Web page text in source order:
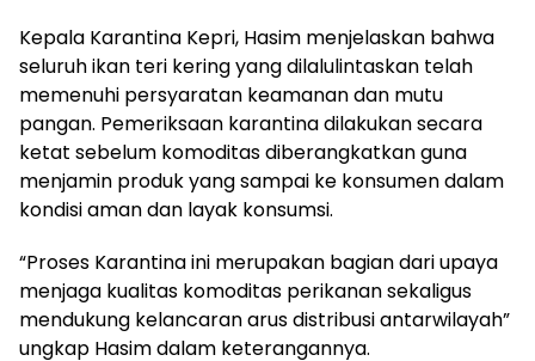
Kepala Karantina Kepri, Hasim menjelaskan bahwa
seluruh ikan teri kering yang dilalulintaskan telah
memenuhi persyaratan keamanan dan mutu
pangan. Pemeriksaan karantina dilakukan secara
ketat sebelum komoditas diberangkatkan guna
menjamin produk yang sampai ke konsumen dalam
kondisi aman dan layak konsumsi.
“Proses Karantina ini merupakan bagian dari upaya
menjaga kualitas komoditas perikanan sekaligus
mendukung kelancaran arus distribusi antarwilayah”
ungkap Hasim dalam keterangannya.